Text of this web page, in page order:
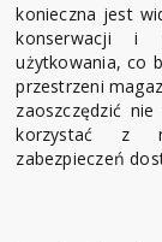
konieczna jest
konserwacji i
użytkowania, co
przestrzeni
zaoszczędzić
korzystać z
zabezpieczeń